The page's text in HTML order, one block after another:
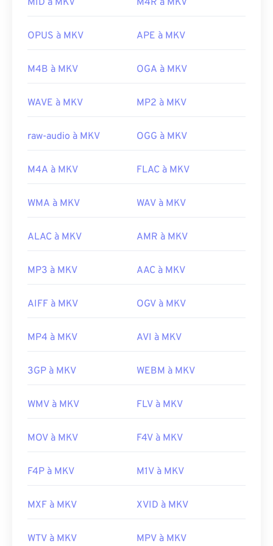
Liens utiles:
rmat
player/welcome/mac
télécharger les codecs appropriés, compatibles
Pack (CCCP)
depuis un site de confiance, tel que
Sortie initiale :2002
https://en.wikipedia.org/wiki/Matroska
MID à MKV M4R à MKV
OPUS à MKV APE à MKV
M4B à MKV OGA à MKV
WAVE à MKV MP2 à MKV
raw-audio à MKV OGG à MKV
M4A à MKV FLAC à MKV
WMA à MKV WAV à MKV
ALAC à MKV AMR à MKV
MP3 à MKV AAC à MKV
AIFF à MKV OGV à MKV
MP4 à MKV AVI à MKV
3GP à MKV WEBM à MKV
WMV à MKV FLV à MKV
MOV à MKV F4V à MKV
F4P à MKV M1V à MKV
MXF à MKV XVID à MKV
WTV à MKV MPV à MKV